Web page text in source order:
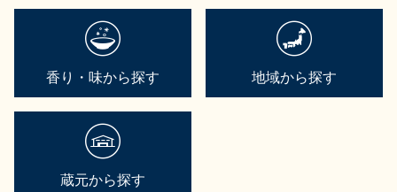
香り・味から探す 地域から探す
蔵元から探す